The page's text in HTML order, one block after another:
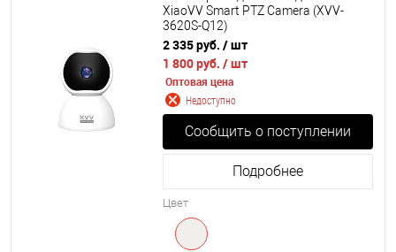
XiaoVV Smart PTZ Camera (XVV-
3620S-Q12)
2 335 руб. / шт
1 800 руб. / шт
Оптовая цена
Недоступно
Сообщить о поступлении
Подробнее
Цвет